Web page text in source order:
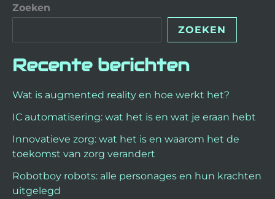
Zoeken
ZOEKEN
Recente berichten
Wat is augmented reality en hoe werkt het?
IC automatisering: wat het is en wat je eraan hebt
Innovatieve zorg: wat het is en waarom het de
toekomst van zorg verandert
Robotboy robots: alle personages en hun krachten
uitgelegd